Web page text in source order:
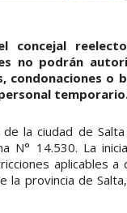
no podrán
condonaciones o
la ciudad de
N° 14.530. La
aplicables
la provincia de